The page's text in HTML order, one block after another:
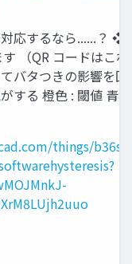
応するなら......？ ❖
（QR コードはこ
バタつきの影響を
する 橙色 : 閾値 青
things/